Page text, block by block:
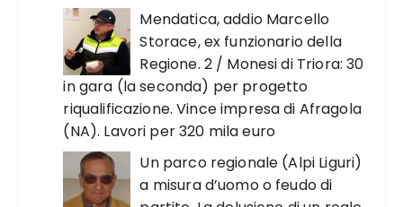
Mendatica, addio Marcello
Storace, ex funzionario della
Regione. 2 / Monesi di Triora: 30
in gara (la seconda) per progetto
riqualificazione. Vince impresa di Afragola
(NA). Lavori per 320 mila euro
Un parco regionale (Alpi Liguri)
a misura d’uomo o feudo di